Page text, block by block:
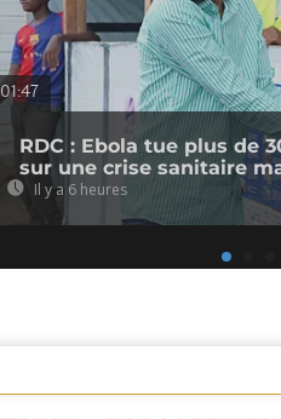
01:47
RDC : Ebola tue plus de
sur une crise sanitaire
Il y a 6 heures